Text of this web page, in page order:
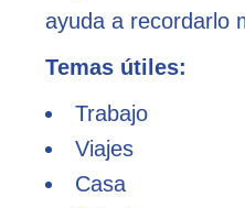
ayuda a recordarlo
Temas útiles:
Trabajo
Viajes
Casa